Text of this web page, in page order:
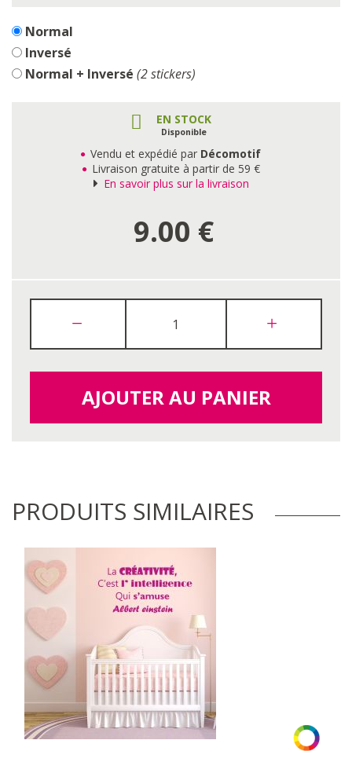
Normal
Inversé
Normal + Inversé (2 stickers)
EN STOCK
Disponible
Vendu et expédié par Décomotif
Livraison gratuite à partir de 59 €
En savoir plus sur la livraison
9.00 €
AJOUTER AU PANIER
PRODUITS SIMILAIRES